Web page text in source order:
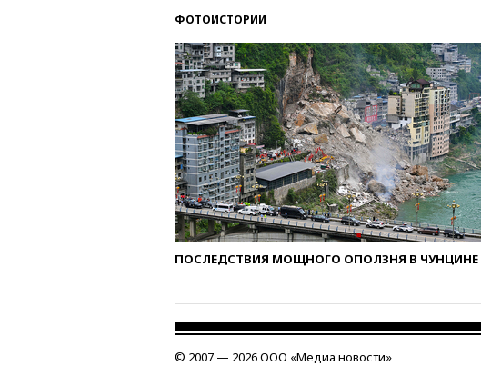
ФОТОИСТОРИИ
ПОСЛЕДСТВИЯ МОЩНОГО ОПОЛЗНЯ В ЧУНЦИНЕ
© 2007 — 2026 ООО «Медиа новости»